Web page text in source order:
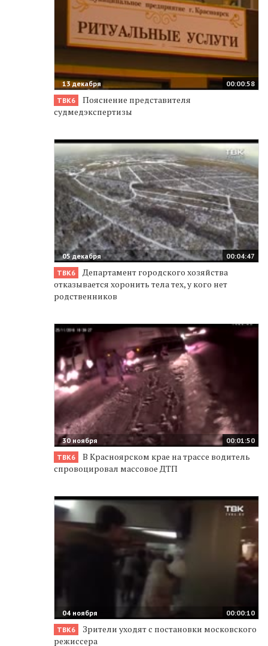
00:00:58
13 декабря
ТВК6
Пояснение представителя
судмедэкспертизы
00:04:47
05 декабря
ТВК6
Департамент городского хозяйства
отказывается хоронить тела тех, у кого нет
родственников
00:01:50
30 ноября
ТВК6
В Красноярском крае на трассе водитель
спровоцировал массовое ДТП
00:00:10
04 ноября
ТВК6
Зрители уходят с постановки московского
режиссера